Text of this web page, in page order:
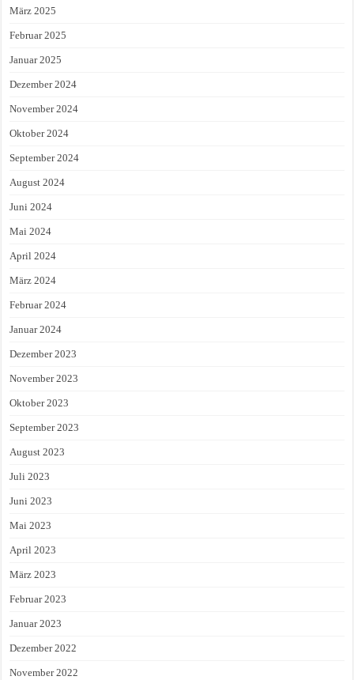
März 2025
Februar 2025
Januar 2025
Dezember 2024
November 2024
Oktober 2024
September 2024
August 2024
Juni 2024
Mai 2024
April 2024
März 2024
Februar 2024
Januar 2024
Dezember 2023
November 2023
Oktober 2023
September 2023
August 2023
Juli 2023
Juni 2023
Mai 2023
April 2023
März 2023
Februar 2023
Januar 2023
Dezember 2022
November 2022